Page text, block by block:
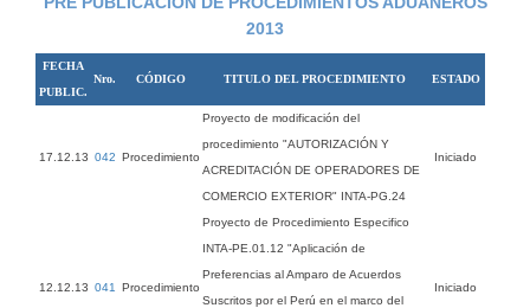
2013
FECHA
PUBLIC.
Nro. CÓDIGO TITULO DEL PROCEDIMIENTO ESTADO
17.12.13 042 Procedimiento
Proyecto de modificación del
procedimiento "AUTORIZACIÓN Y
ACREDITACIÓN DE OPERADORES DE
COMERCIO EXTERIOR" INTA-PG.24
Iniciado
12.12.13 041 Procedimiento
Proyecto de Procedimiento Especifico
INTA-PE.01.12 "Aplicación de
Preferencias al Amparo de Acuerdos
Suscritos por el Perú en el marco del
Iniciado